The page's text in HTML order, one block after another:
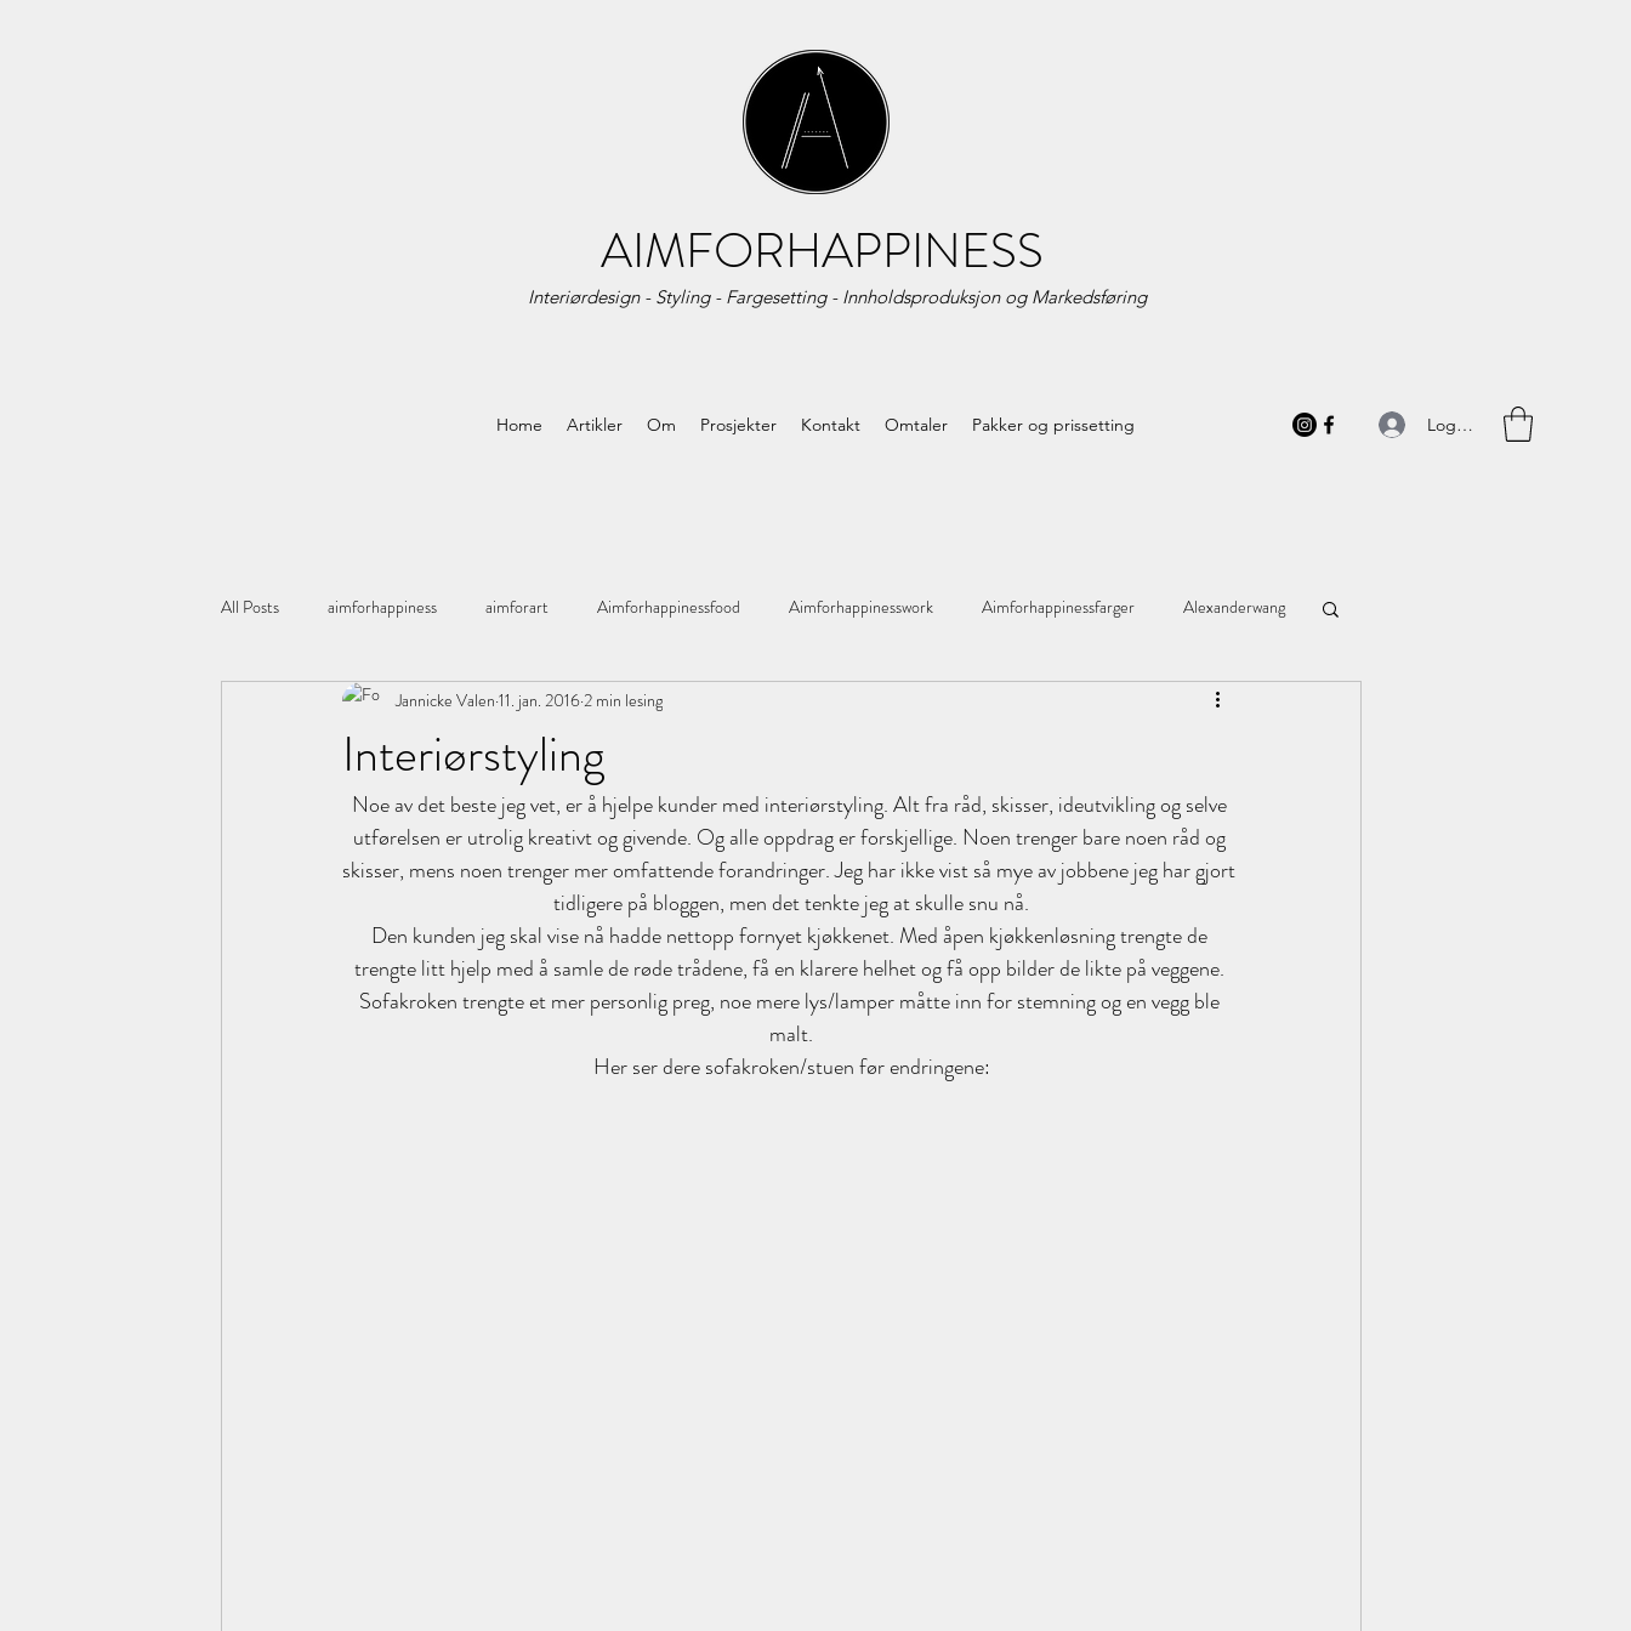
AIMFORHAPPINESS
Interiørdesign - Styling - Fargesetting - Innholdsproduksjon og Markedsføring
Logg inn
Home Artikler Om Prosjekter Kontakt Omtaler Pakker og prissetting
All Posts aimforhappiness aimforart Aimforhappinessfood Aimforhappinesswork Aimforhappinessfarger Alexanderwang
All you need is love bad året2016
blomster Borddekking Bulletproof kaffe Bringebær Bylassen candels Bzr Chiagrøt
Chloe drivhus Drømmehuset Dikt
Interiørstyling
Jannicke Valen 11. jan. 20162 min lesing
Noe av det beste jeg vet, er å hjelpe kunder med interiørstyling. Alt fra råd, skisser, ideutvikling og selve
utførelsen er utrolig kreativt og givende. Og alle oppdrag er forskjellige. Noen trenger bare noen råd og
skisser, mens noen trenger mer omfattende forandringer. Jeg har ikke vist så mye av jobbene jeg har gjort
tidligere på bloggen, men det tenkte jeg at skulle snu nå.
Den kunden jeg skal vise nå hadde nettopp fornyet kjøkkenet. Med åpen kjøkkenløsning trengte de
trengte litt hjelp med å samle de røde trådene, få en klarere helhet og få opp bilder de likte på veggene.
Sofakroken trengte et mer personlig preg, noe mere lys/lamper måtte inn for stemning og en vegg ble
malt.
Her ser dere sofakroken/stuen før endringene: